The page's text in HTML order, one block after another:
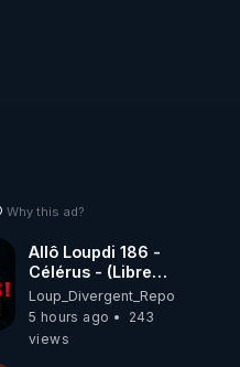
Why this ad?
Allô Loupdi 186 -
Célérus - (Libre
Antenne) - Loup
Divergent
2026.08.06
Loup_Divergent_Reposts
5 hours ago
243
views